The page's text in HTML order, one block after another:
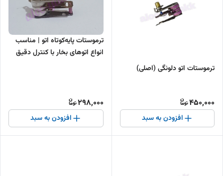
ترموستات اتو دلونگی (اصلی)
450,000
افزودن به سبد
ترموستات پایه‌کوتاه اتو | مناسب
انواع اتوهای بخار با کنترل دقیق
298,000
افزودن به سبد